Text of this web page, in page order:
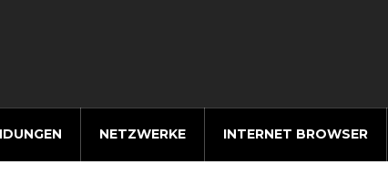
NETZWERKE INTERNET BROWSER